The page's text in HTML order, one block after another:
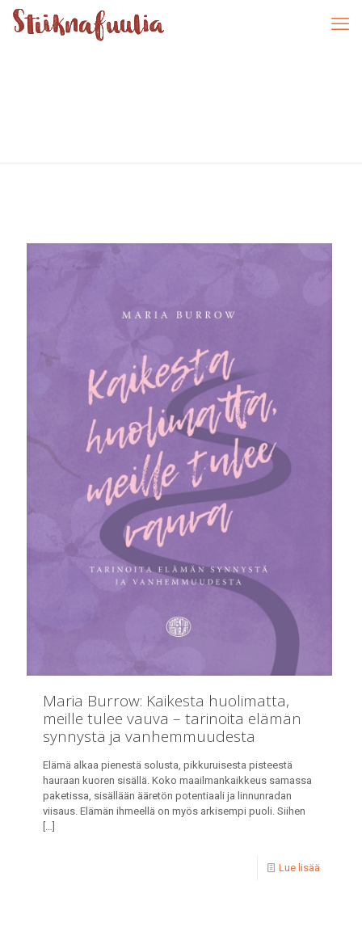
Maria Burrow: Kaikesta huolimatta,
meille tulee vauva – tarinoita elämän
synnystä ja vanhemmuudesta
Elämä alkaa pienestä solusta, pikkuruisesta pisteestä
hauraan kuoren sisällä. Koko maailmankaikkeus samassa
paketissa, sisällään ääretön potentiaali ja linnunradan
viisaus. Elämän ihmeellä on myös arkisempi puoli. Siihen
[…]
Lue lisää